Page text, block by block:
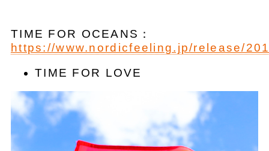
TIME FOR OCEANS：
https://www.nordicfeeling.jp/release/
TIME FOR LOVE